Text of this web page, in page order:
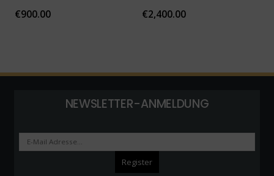
€900.00 €2,400.00
NEWSLETTER-ANMELDUNG